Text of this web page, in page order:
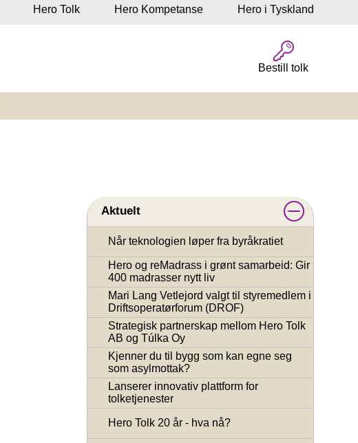
Hero Tolk Hero Kompetanse Hero i Tyskland
Bestill tolk
Aktuelt
Når teknologien løper fra byråkratiet
Hero og reMadrass i grønt samarbeid: Gir
400 madrasser nytt liv
Mari Lang Vetlejord valgt til styremedlem i
Driftsoperatørforum (DROF)
Strategisk partnerskap mellom Hero Tolk
AB og Túlka Oy
Kjenner du til bygg som kan egne seg
som asylmottak?
Lanserer innovativ plattform for
tolketjenester
Hero Tolk 20 år - hva nå?